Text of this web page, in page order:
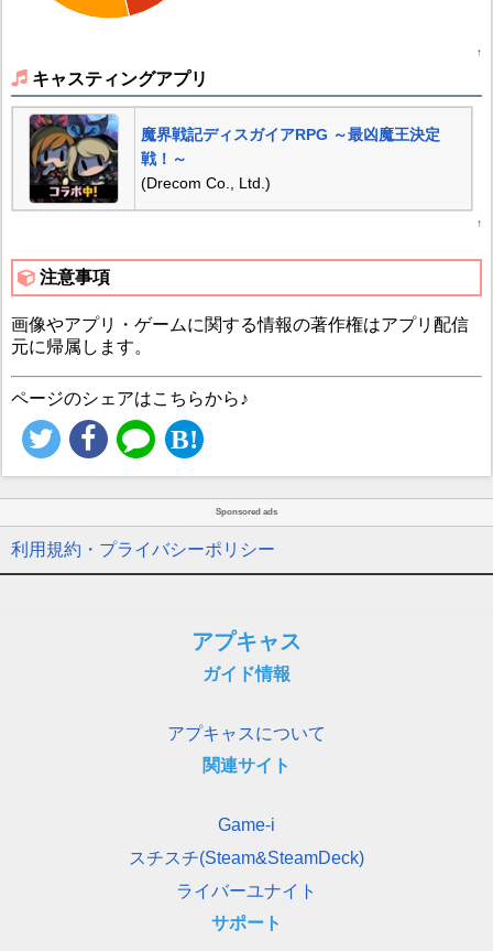
↑
キャスティングアプリ
魔界戦記ディスガイアRPG ～最凶魔王決定
戦！～
(Drecom Co., Ltd.)
↑
注意事項
画像やアプリ・ゲームに関する情報の著作権はアプリ配信
元に帰属します。
ページのシェアはこちらから♪
Sponsored ads
利用規約・プライバシーポリシー
アプキャス
ガイド情報
アプキャスについて
関連サイト
Game-i
スチスチ(Steam&SteamDeck)
ライバーユナイト
サポート